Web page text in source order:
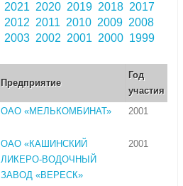
2021 2020 2019 2018 2017
2012 2011 2010 2009 2008
2003 2002 2001 2000 1999
Предприятие
Год
участия
ОАО «МЕЛЬКОМБИНАТ» 2001
ОАО «КАШИНСКИЙ
ЛИКЕРО-ВОДОЧНЫЙ
ЗАВОД «ВЕРЕСК»
2001